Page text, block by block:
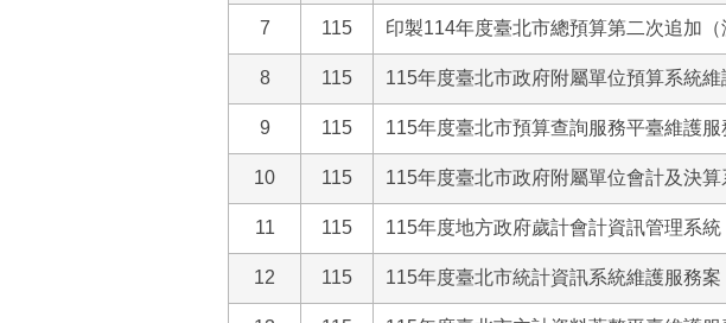
7 115 印製114年度臺北市總預算第二次追加
8 115 115年度臺北市政府附屬單位預算系統維
9 115 115年度臺北市預算查詢服務平臺維護服
10 115 115年度臺北市政府附屬單位會計及決
11 115 115年度地方政府歲計會計資訊管理系
12 115 115年度臺北市統計資訊系統維護服務案